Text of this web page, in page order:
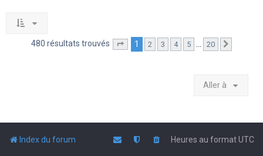
480 résultats trouvés Page sur20
1 2 3 4 5 … 20
Aller à
Index du forum Heures au formatUTC